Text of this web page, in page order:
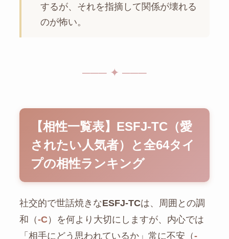
するが、それを指摘して関係が壊れる
のが怖い。
─── ✦ ───
【相性一覧表】ESFJ-TC（愛
されたい人気者）と全64タイ
プの相性ランキング
社交的で世話焼きなESFJ-TCは、周囲との調
和（-C ）を何より大切にしますが、内心では
「相手にどう思われているか」常に不安（-